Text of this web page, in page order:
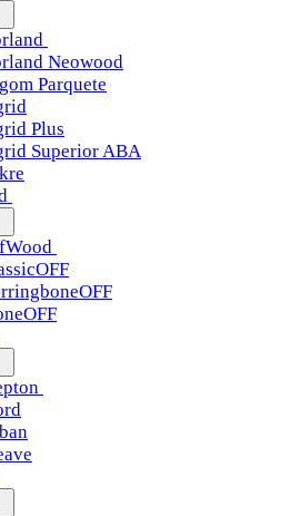
Neowood
Parquete
Plus
Superior ABA